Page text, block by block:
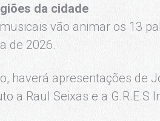
da cidade
vão animar os 13
de 2026.
haverá apresentações de
a Raul Seixas e a G.R.E.S